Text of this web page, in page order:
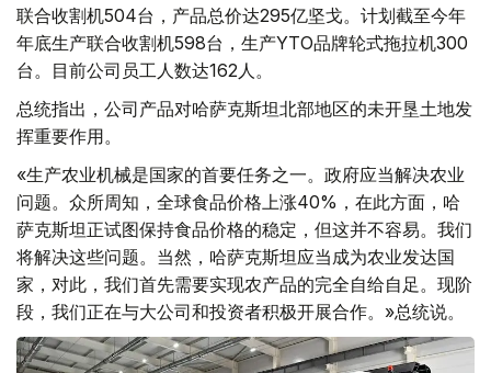
联合收割机504台，产品总价达295亿坚戈。计划截至今年
年底生产联合收割机598台，生产YTO品牌轮式拖拉机300
台。目前公司员工人数达162人。
总统指出，公司产品对哈萨克斯坦北部地区的未开垦土地发
挥重要作用。
«生产农业机械是国家的首要任务之一。政府应当解决农业
问题。众所周知，全球食品价格上涨40%，在此方面，哈
萨克斯坦正试图保持食品价格的稳定，但这并不容易。我们
将解决这些问题。当然，哈萨克斯坦应当成为农业发达国
家，对此，我们首先需要实现农产品的完全自给自足。现阶
段，我们正在与大公司和投资者积极开展合作。»总统说。